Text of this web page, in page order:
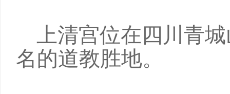
上清宫位在四川青城
名的道教胜地。